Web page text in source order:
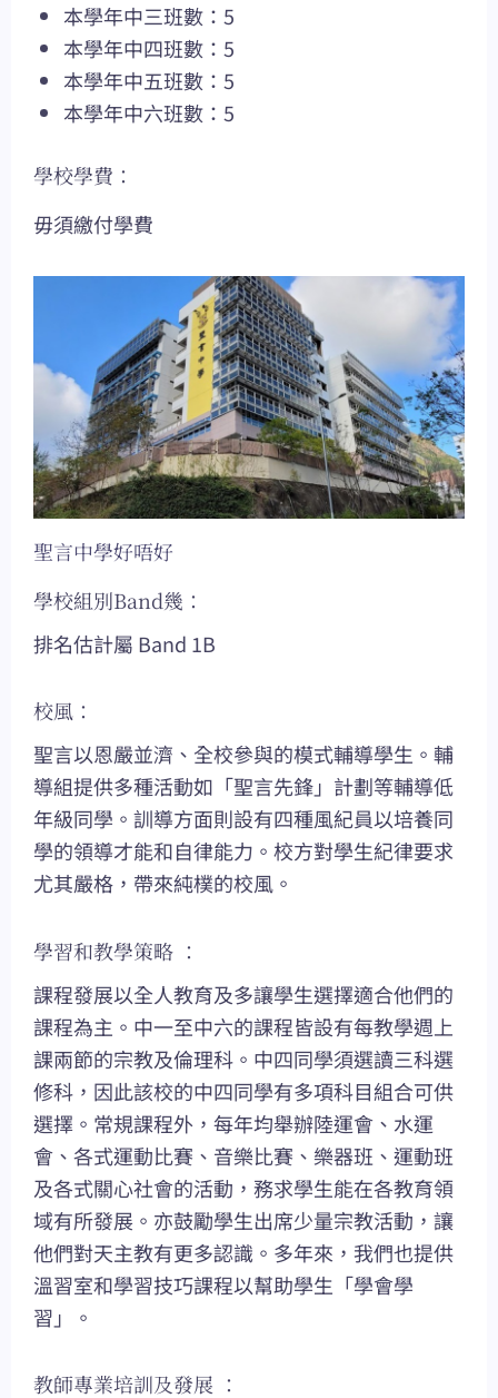
本學年中三班數：5
本學年中四班數：5
本學年中五班數：5
本學年中六班數：5
學校學費：
毋須繳付學費
聖言中學好唔好
學校組別Band幾：
排名估計屬 Band 1B
校風：
聖言以恩嚴並濟、全校參與的模式輔導學生。輔
導組提供多種活動如「聖言先鋒」計劃等輔導低
年級同學。訓導方面則設有四種風紀員以培養同
學的領導才能和自律能力。校方對學生紀律要求
尤其嚴格，帶來純樸的校風。
學習和教學策略 ：
課程發展以全人教育及多讓學生選擇適合他們的
課程為主。中一至中六的課程皆設有每教學週上
課兩節的宗教及倫理科。中四同學須選讀三科選
修科，因此該校的中四同學有多項科目組合可供
選擇。常規課程外，每年均舉辦陸運會、水運
會、各式運動比賽、音樂比賽、樂器班、運動班
及各式關心社會的活動，務求學生能在各教育領
域有所發展。亦鼓勵學生出席少量宗教活動，讓
他們對天主教有更多認識。多年來，我們也提供
溫習室和學習技巧課程以幫助學生「學會學
習」。
教師專業培訓及發展 ：